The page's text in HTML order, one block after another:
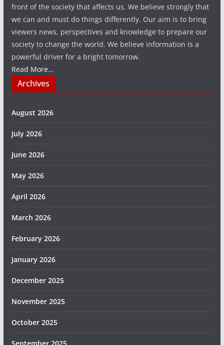
front of the society that affects us. We believe strongly that
we can and must do things differently. Our aim is to bring
viewers news, perspectives and knowledge to prepare our
society to change the world. We believe information is a
powerful driver for a bright tomorrow.
Read More...
Archives
August 2026
July 2026
June 2026
May 2026
April 2026
March 2026
February 2026
January 2026
December 2025
November 2025
October 2025